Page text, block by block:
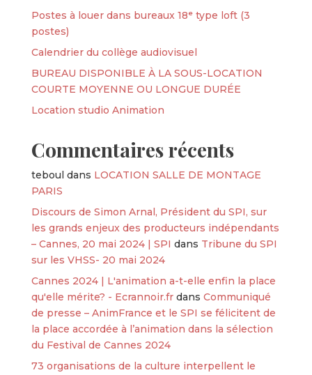
Postes à louer dans bureaux 18ᵉ type loft (3
postes)
Calendrier du collège audiovisuel
BUREAU DISPONIBLE À LA SOUS-LOCATION
COURTE MOYENNE OU LONGUE DURÉE
Location studio Animation
Commentaires récents
teboul dans LOCATION SALLE DE MONTAGE
PARIS
Discours de Simon Arnal, Président du SPI, sur
les grands enjeux des producteurs indépendants
– Cannes, 20 mai 2024 | SPI dans Tribune du SPI
sur les VHSS- 20 mai 2024
Cannes 2024 | L'animation a-t-elle enfin la place
qu'elle mérite? - Ecrannoir.frdans Communiqué
de presse – AnimFrance et le SPI se félicitent de
la place accordée à l’animation dans la sélection
du Festival de Cannes 2024
73 organisations de la culture interpellent le